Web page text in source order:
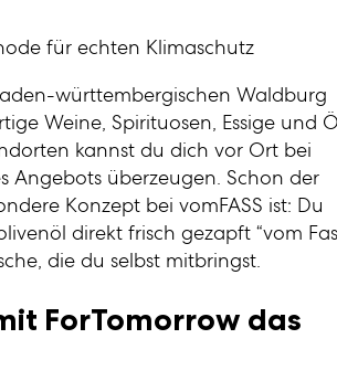
für echten Klimaschutz
würt­tem­ber­gischen Waldburg
Weine, Spirituosen, Essige und
kannst du dich vor Ort bei
Angebots überzeugen. Schon der
Konzept bei vomFASS ist: Du
direkt frisch gezapft “vom
die du selbst mitbringst.
ForTomorrow das